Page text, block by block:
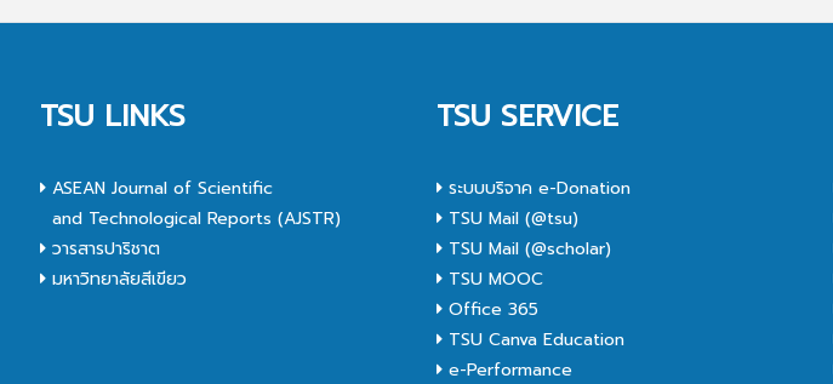
TSU LINKS
ASEAN Journal of Scientific
and Technological Reports (AJSTR)
วารสารปาริชาต
มหาวิทยาลัยสีเขียว
TSU SERVICE
ระบบบริจาค e-Donation
TSU Mail (@tsu)
TSU Mail (@scholar)
TSU MOOC
Office 365
TSU Canva Education
e-Performance